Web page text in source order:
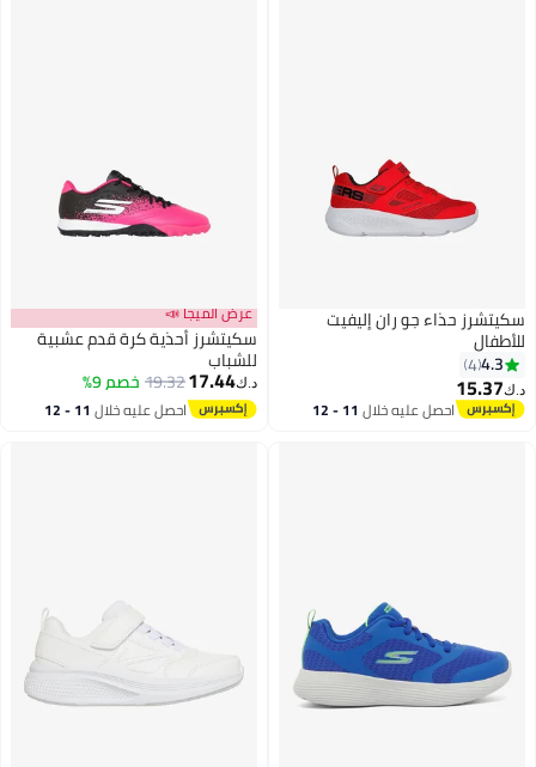
سكيتشرز حذاء جو ران إليفيت
للأطفال
4.3
4
د.ك‏15.37
احصل عليه خلال 11 - 12
عرض الميجا 📣
سكيتشرز أحذية كرة قدم عشبية
للشباب
د.ك‏17.44
19.32خصم 9%
احصل عليه خلال 11 - 12